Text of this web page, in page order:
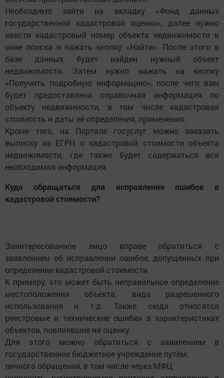
Необходимо зайти на вкладку «Фонд данных
государственной кадастровой оценки», далее нужно
ввести кадастровый номер объекта недвижимости в
окне поиска и нажать кнопку «Найти». После этого в
базе данных будет найден нужный объект
недвижимости. Затем нужно нажать на кнопку
«Получить подробную информацию», после чего вам
будет предоставлена справочная информация по
объекту недвижимости, в том числе кадастровая
стоимость и даты её определения, применения.
Кроме того, на Портале госуслуг можно заказать
выписку из ЕГРН о кадастровой стоимости объекта
недвижимости, где также будет содержаться вся
необходимая информация.
Куда обращаться для исправления ошибок в
кадастровой стоимости?
Заинтересованное лицо вправе обратиться с
заявлением об исправлении ошибок, допущенных при
определении кадастровой стоимости.
К примеру, это может быть неправильное определение
местоположения объекта, вида разрешенного
использования и т.д. Также сюда относятся
реестровые и технические ошибки в характеристиках
объектов, повлиявшие на оценку.
Для этого можно обратиться с заявлением в
государственное бюджетное учреждение путём:
личного обращения, в том числе через МФЦ